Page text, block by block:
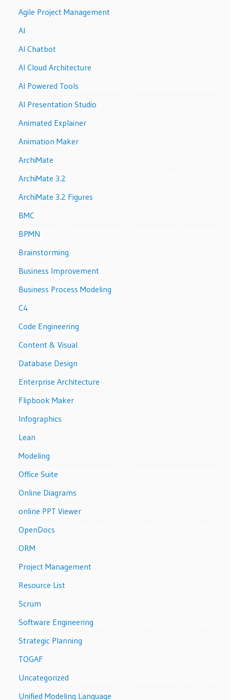
Agile Project Management
AI
AI Chatbot
AI Cloud Architecture
AI Powered Tools
AI Presentation Studio
Animated Explainer
Animation Maker
ArchiMate
ArchiMate 3.2
ArchiMate 3.2 Figures
BMC
BPMN
Brainstorming
Business Improvement
Business Process Modeling
C4
Code Engineering
Content & Visual
Database Design
Enterprise Architecture
Flipbook Maker
Infographics
Lean
Modeling
Office Suite
Online Diagrams
online PPT Viewer
OpenDocs
ORM
Project Management
Resource List
Scrum
Software Engineering
Strategic Planning
TOGAF
Uncategorized
Unified Modeling Language